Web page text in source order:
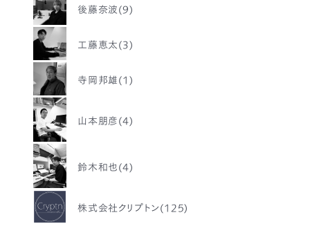
後藤奈波(9)
工藤恵太(3)
寺岡邦雄(1)
山本朋彦(4)
鈴木和也(4)
株式会社クリプトン(125)